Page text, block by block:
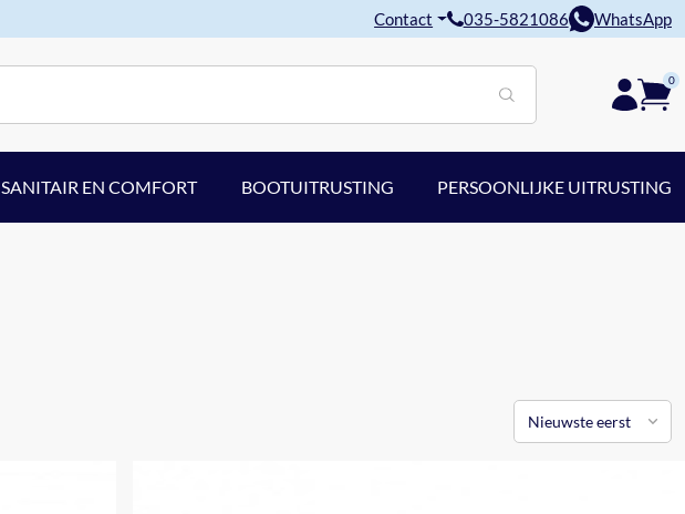
Contact 035-5821086 WhatsApp
0
SANITAIR EN COMFORT BOOTUITRUSTING PERSOONLIJKE UITRUSTING